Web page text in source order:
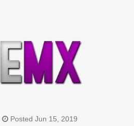
Posted Jun 15, 2019